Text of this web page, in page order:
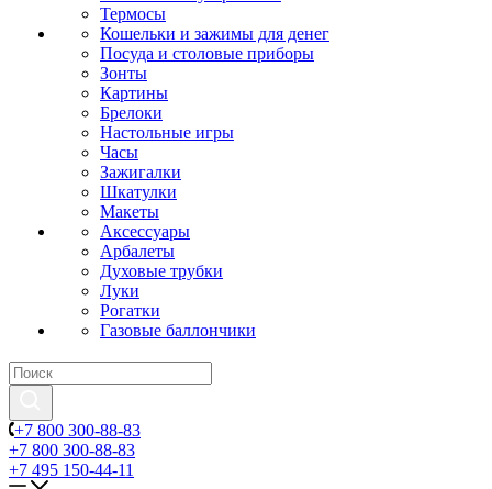
Термосы
Кошельки и зажимы для денег
Посуда и столовые приборы
Зонты
Картины
Брелоки
Настольные игры
Часы
Зажигалки
Шкатулки
Макеты
Аксессуары
Арбалеты
Духовые трубки
Луки
Рогатки
Газовые баллончики
+7 800 300-88-83
+7 800 300-88-83
+7 495 150-44-11